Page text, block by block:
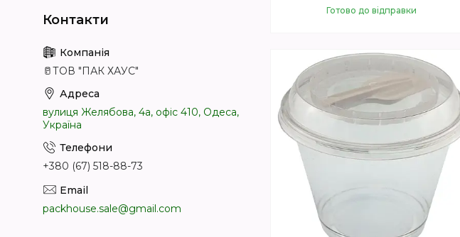
Готово до відправки
Купити
🥛ТОВ "ПАК ХАУС"
вулиця Желябова, 4а, офіс 410, Одеса,
Україна
+380 (67) 518-88-73
packhouse.sale@gmail.com